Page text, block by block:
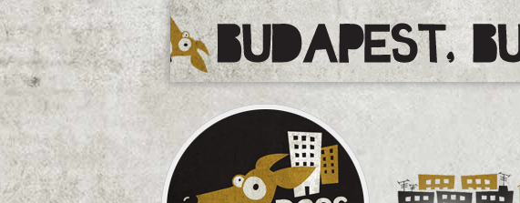
CityDogs